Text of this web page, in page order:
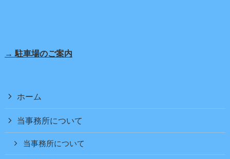
→ 駐車場のご案内
ホーム
当事務所について
当事務所について